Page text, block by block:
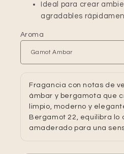
Ideal para crear
agradables
Aroma
Fragancia con notas de
ámbar y bergamota que
limpio, moderno y
Bergamot 22, equilibra lo
amaderado para una